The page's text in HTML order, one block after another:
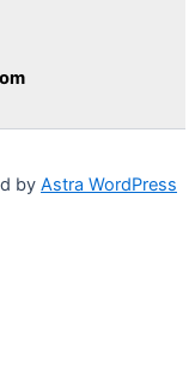
by Astra WordPress